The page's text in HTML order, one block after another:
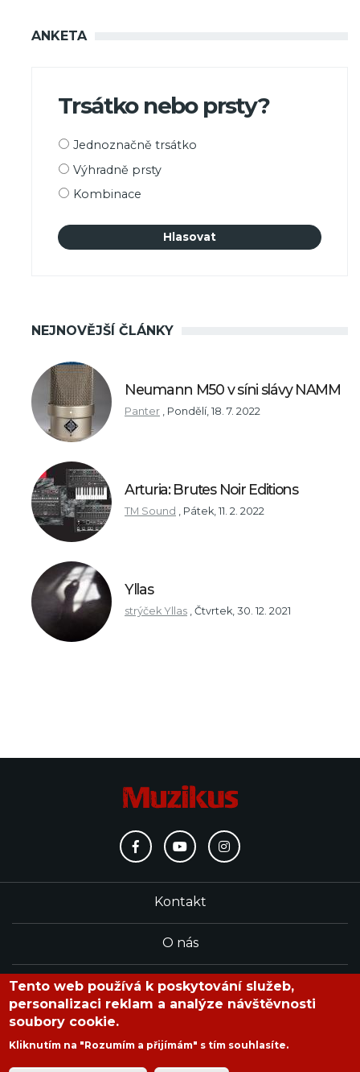
ANKETA
Trsátko nebo prsty?
Možnosti
Jednoznačně trsátko
Výhradně prsty
Kombinace
NEJNOVĚJŠÍ ČLÁNKY
Neumann M50 v síni slávy NAMM
Panter Pondělí, 18. 7. 2022
Arturia: Brutes Noir Editions
TM Sound Pátek, 11. 2. 2022
Yllas
strýček Yllas Čtvrtek, 30. 12. 2021
Kontakt
O nás
Redakce
Tento web používá k poskytování služeb,
personalizaci reklam a analýze návštěvnosti
soubory cookie.
Kliknutím na "Rozumím a přijímám" s tím souhlasíte.